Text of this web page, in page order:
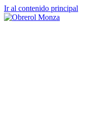
Ir al contenido principal